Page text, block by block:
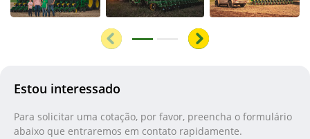
Estou interessado
Para solicitar uma cotação, por favor, preencha o formulário
abaixo que entraremos em contato rapidamente.
Anterior Próximo